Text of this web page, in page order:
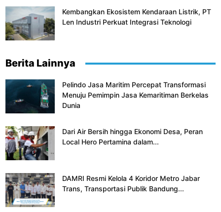
Kembangkan Ekosistem Kendaraan Listrik, PT
Len Industri Perkuat Integrasi Teknologi
Berita Lainnya
Pelindo Jasa Maritim Percepat Transformasi
Menuju Pemimpin Jasa Kemaritiman Berkelas
Dunia
Dari Air Bersih hingga Ekonomi Desa, Peran
Local Hero Pertamina dalam...
DAMRI Resmi Kelola 4 Koridor Metro Jabar
Trans, Transportasi Publik Bandung...